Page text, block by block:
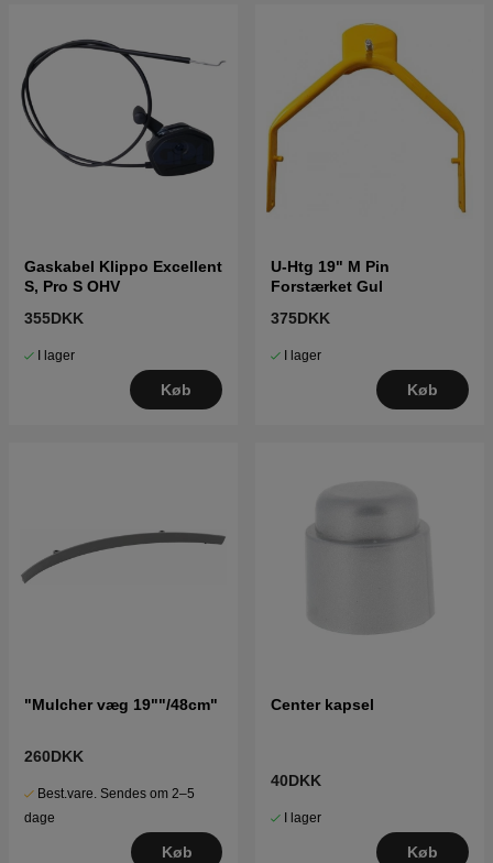
Gaskabel Klippo Excellent
S, Pro S OHV
355DKK
I lager
Køb
U-Htg 19" M Pin
Forstærket Gul
375DKK
I lager
Køb
"Mulcher væg 19""/48cm"
260DKK
Best.vare. Sendes om 2–5
dage
Køb
Center kapsel
40DKK
I lager
Køb